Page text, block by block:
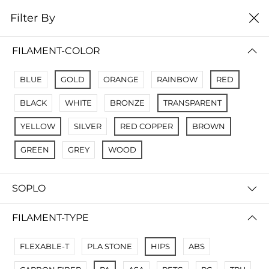
0
No Results
Not Found Filters1
Not Found Filters2
Filter By
FILAMENT-COLOR
BLUE GOLD ORANGE RAINBOW RED
BLACK WHITE BRONZE TRANSPARENT
YELLOW SILVER RED COPPER BROWN
GREEN GREY WOOD
SOPLO
FILAMENT-TYPE
FLEXABLE-T PLA STONE HIPS ABS